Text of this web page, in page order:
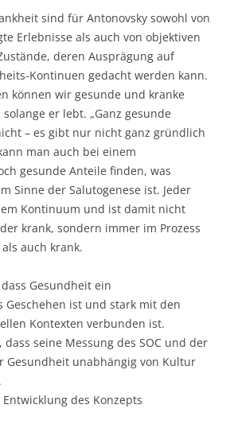
sind für Antonovsky sowohl von
Erlebnisse als auch von objektiven
deren Ausprägung auf
Kontinuen gedacht werden kann.
können wir gesunde und kranke
er lebt. „Ganz gesunde
– es gibt nur nicht ganz gründlich
man auch bei einem
gesunde Anteile finden, was
Sinne der Salutogenese ist. Jeder
Kontinuum und ist damit nicht
krank, sondern immer im Prozess
auch krank.
Gesundheit ein
Geschehen ist und stark mit den
Kontexten verbunden ist.
seine Messung des SOC und der
Gesundheit unabhängig von Kultur
des Konzepts